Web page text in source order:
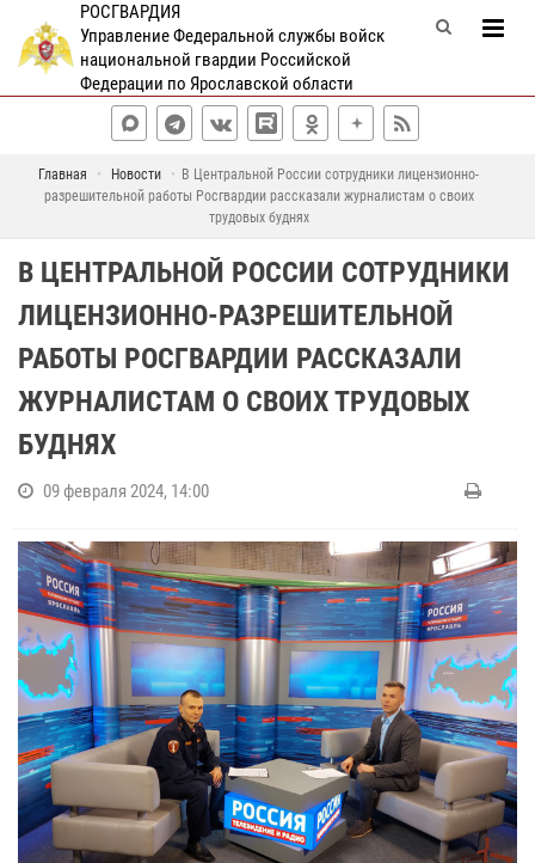
РОСГВАРДИЯ
Управление Федеральной службы войск
национальной гвардии Российской
Федерации по Ярославской области
Главная Новости
В Центральной России сотрудники лицензионно-
разрешительной работы Росгвардии рассказали журналистам о своих
трудовых буднях
В ЦЕНТРАЛЬНОЙ РОССИИ СОТРУДНИКИ
ЛИЦЕНЗИОННО-РАЗРЕШИТЕЛЬНОЙ
РАБОТЫ РОСГВАРДИИ РАССКАЗАЛИ
ЖУРНАЛИСТАМ О СВОИХ ТРУДОВЫХ
БУДНЯХ
09 февраля 2024, 14:00